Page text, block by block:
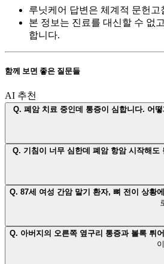
루닛케어 답변은 체계적 문헌
본 정보는 진료를 대신할 수 없
합니다.
함께 보면 좋은 질문들
AI 추천
Q. 폐암 치료 중인데 통증이 심합니다. 어
Q. 기침이 너무 심한데 폐암 항암 시작해도
Q. 87세 여성 간암 말기 환자, 뼈 전이 상황
Q. 아버지의 오른쪽 옆구리 통증과 볼록 튀